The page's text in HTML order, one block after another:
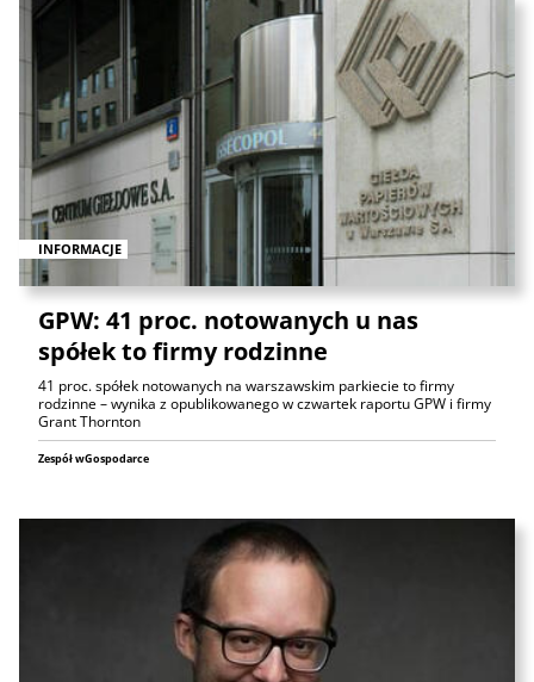
INFORMACJE
GPW: 41 proc. notowanych u nas
spółek to firmy rodzinne
41 proc. spółek notowanych na warszawskim parkiecie to firmy
rodzinne – wynika z opublikowanego w czwartek raportu GPW i firmy
Grant Thornton
Zespół wGospodarce